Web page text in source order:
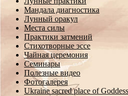
Мандала диагностика
Лунный оракул
Места силы
Практики затмений
Стихотворные эссе
Чайная церемония
Семинары
Полезные видео
Фотогалерея
Ukraine sacred place of Goddess